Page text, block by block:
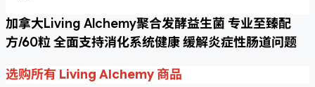
加拿大Living Alchemy聚合发酵益生菌 专业至臻配
方/60粒 全面支持消化系统健康 缓解炎症性肠道问题
选购所有 Living Alchemy 商品